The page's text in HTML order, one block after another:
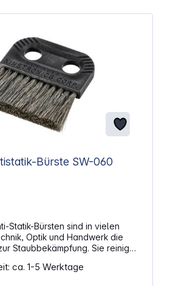
Kinetronics Antistatik-Bürste SW-060
Statik-Bürsten sind in vielen
Optik und Handwerk die
Staubbekämpfung. Sie reinigen
von Filmen und
von elektrischen
ca. 1-5 Werktage